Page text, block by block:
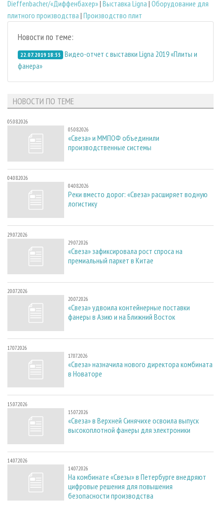
Dieffenbacher/«Диффенбахер»| Выставка Ligna | Оборудование для
плитного производства | Производство плит
Новости по теме:
22.07.2019 18:55 Видео-отчет с выставки Ligna 2019 «Плиты и
фанера»
НОВОСТИ ПО ТЕМЕ
05.08.2026
05.08.2026
«Свеза» и ММПОФ объединили
производственные системы
04.08.2026
04.08.2026
Реки вместо дорог: «Свеза» расширяет водную
логистику
29.07.2026
29.07.2026
«Свеза» зафиксировала рост спроса на
премиальный паркет в Китае
20.07.2026
20.07.2026
«Свеза» удвоила контейнерные поставки
фанеры в Азию и на Ближний Восток
17.07.2026
17.07.2026
«Свеза» назначила нового директора комбината
в Новаторе
15.07.2026
15.07.2026
«Свеза» в Верхней Синячихе освоила выпуск
высокоплотной фанеры для электроники
14.07.2026
14.07.2026
На комбинате «Свезы» в Петербурге внедряют
цифровые решения для повышения
безопасности производства